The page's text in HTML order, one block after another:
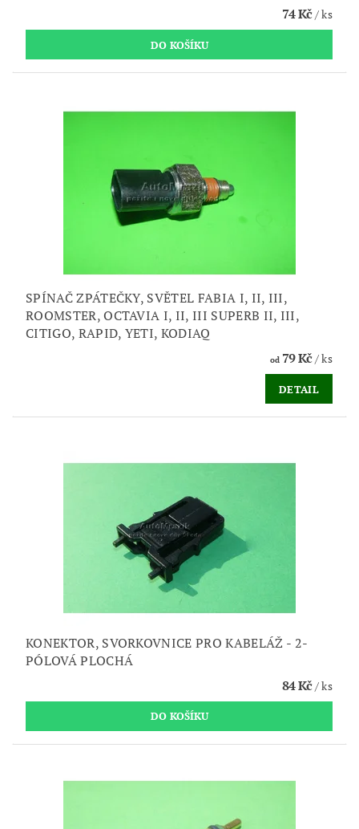
74 Kč/ ks
SPÍNAČ ZPÁTEČKY, SVĚTEL FABIA I, II, III,
ROOMSTER, OCTAVIA I, II, III SUPERB II, III,
CITIGO, RAPID, YETI, KODIAQ
od79 Kč/ ks
DETAIL
KONEKTOR, SVORKOVNICE PRO KABELÁŽ - 2-
PÓLOVÁ PLOCHÁ
84 Kč/ ks